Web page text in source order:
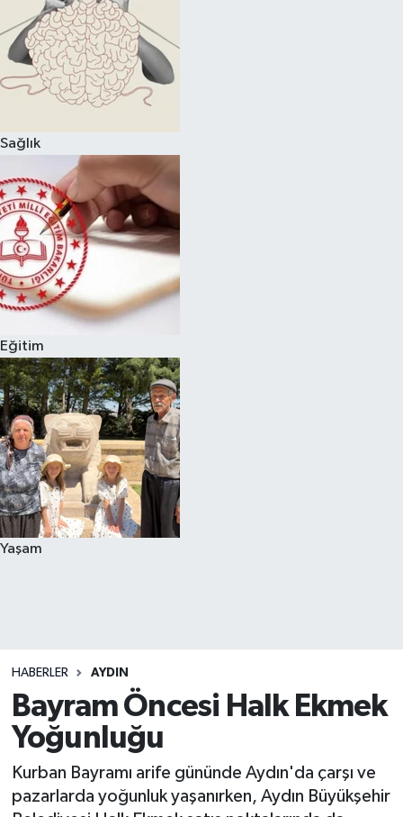
Sağlık
Eğitim
Yaşam
HABERLER AYDIN
Bayram Öncesi Halk Ekmek
Yoğunluğu
Kurban Bayramı arife gününde Aydın'da çarşı ve
pazarlarda yoğunluk yaşanırken, Aydın Büyükşehir